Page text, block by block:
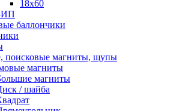
18х60
баллончики
поисковые магниты, щупы
магниты
магниты
/ шайба